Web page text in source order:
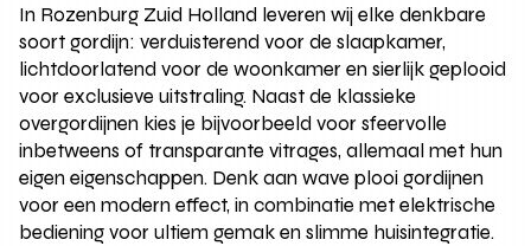
In Rozenburg Zuid Holland leveren wij elke denkbare
soort gordijn: verduisterend voor de slaapkamer,
lichtdoorlatend voor de woonkamer en sierlijk geplooid
voor exclusieve uitstraling. Naast de klassieke
overgordijnen kies je bijvoorbeeld voor sfeervolle
inbetweens of transparante vitrages, allemaal met hun
eigen eigenschappen. Denk aan wave plooi gordijnen
voor een modern effect, in combinatie met elektrische
bediening voor ultiem gemak en slimme huisintegratie.